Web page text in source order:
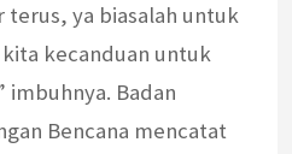
terus, ya biasalah untuk
kita kecanduan untuk
imbuhnya. Badan
Bencana mencatat